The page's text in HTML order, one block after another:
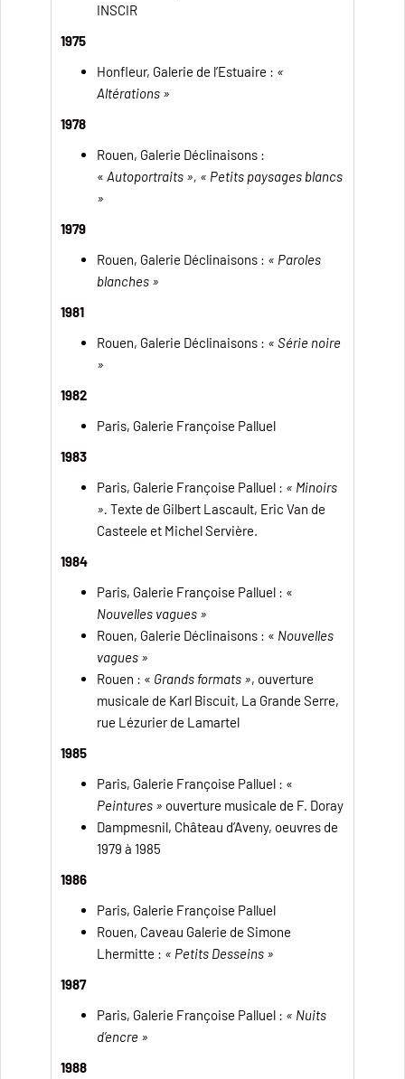
INSCIR
1975
Honfleur, Galerie de l’Estuaire : «
Altérations »
1978
Rouen, Galerie Déclinaisons :
« Autoportraits », « Petits paysages blancs
»
1979
Rouen, Galerie Déclinaisons : « Paroles
blanches »
1981
Rouen, Galerie Déclinaisons : « Série noire
»
1982
Paris, Galerie Françoise Palluel
1983
Paris, Galerie Françoise Palluel : « Minoirs
». Texte de Gilbert Lascault, Eric Van de
Casteele et Michel Servière.
1984
Paris, Galerie Françoise Palluel : «
Nouvelles vagues »
Rouen, Galerie Déclinaisons : « Nouvelles
vagues »
Rouen : « Grands formats », ouverture
musicale de Karl Biscuit, La Grande Serre,
rue Lézurier de Lamartel
1985
Paris, Galerie Françoise Palluel : «
Peintures » ouverture musicale de F. Doray
Dampmesnil, Château d’Aveny, oeuvres de
1979 à 1985
1986
Paris, Galerie Françoise Palluel
Rouen, Caveau Galerie de Simone
Lhermitte : « Petits Desseins »
1987
Paris, Galerie Françoise Palluel : « Nuits
d’encre »
1988